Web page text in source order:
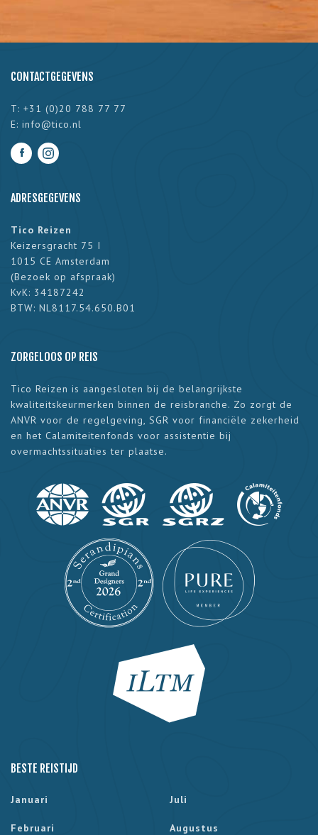
CONTACTGEGEVENS
T: +31 (0)20 788 77 77
E: info@tico.nl
ADRESGEGEVENS
Tico Reizen
Keizersgracht 75 I
1015 CE Amsterdam
(Bezoek op afspraak)
KvK: 34187242
BTW: NL8117.54.650.B01
ZORGELOOS OP REIS
Tico Reizen is aangesloten bij de belangrijkste
kwaliteitskeurmerken binnen de reisbranche. Zo zorgt de
ANVR voor de regelgeving, SGR voor financiële zekerheid
en het Calamiteitenfonds voor assistentie bij
overmachtssituaties ter plaatse.
BESTE REISTIJD
Januari
Februari
Juli
Augustus